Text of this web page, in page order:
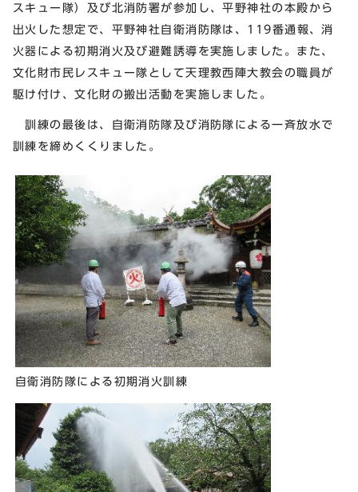
スキュー隊）及び北消防署が参加し、平野神社の本殿から
出火した想定で、平野神社自衛消防隊は、119番通報、消
火器による初期消火及び避難誘導を実施しました。また、
文化財市民レスキュー隊として天理教西陣大教会の職員が
駆け付け、文化財の搬出活動を実施しました。
訓練の最後は、自衛消防隊及び消防隊による一斉放水で
訓練を締めくくりました。
自衛消防隊による初期消火訓練